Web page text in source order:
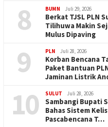
8 BUMN Juli 29, 2026
Berkat TJSL PLN
Tilihuwa Makin
Mulus Dipaving
9 PLN Juli 28, 2026
Korban Bencana
Paket Bantuan
Jaminan Listrik
10 SULUT Juli 28, 2026
Sambangi Bupati
Bahas Sistem
Pascabencana T…